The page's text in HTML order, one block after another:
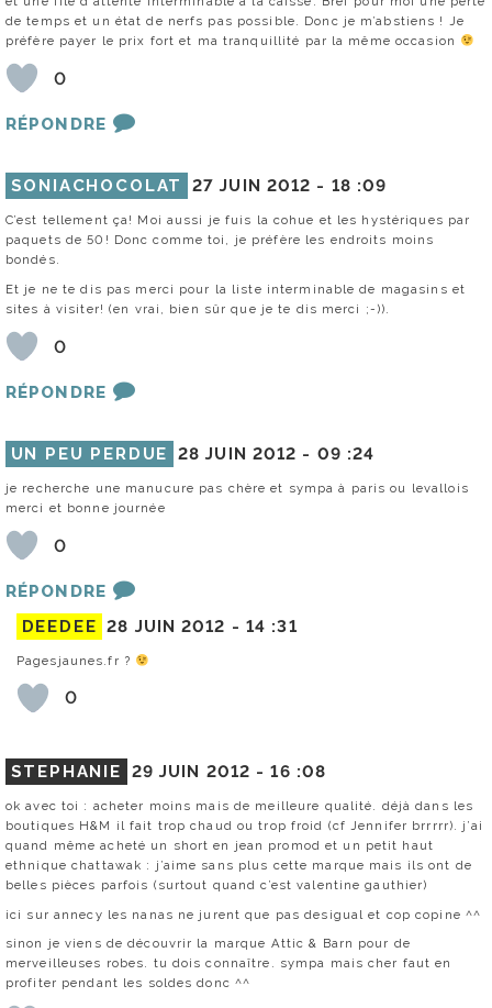
de temps et un état de nerfs pas possible. Donc je m’abstiens ! Je
préfère payer le prix fort et ma tranquillité par la même occasion
0
RÉPONDRE
SONIACHOCOLAT 27 JUIN 2012 - 18 :09
C’est tellement ça! Moi aussi je fuis la cohue et les hystériques par
paquets de 50! Donc comme toi, je préfère les endroits moins
bondés.
Et je ne te dis pas merci pour la liste interminable de magasins et
sites à visiter! (en vrai, bien sûr que je te dis merci ;-)).
0
RÉPONDRE
UN PEU PERDUE 28 JUIN 2012 - 09 :24
je recherche une manucure pas chère et sympa à paris ou levallois
merci et bonne journée
0
RÉPONDRE
DEEDEE 28 JUIN 2012 - 14 :31
Pagesjaunes.fr ?
0
STEPHANIE 29 JUIN 2012 -16 :08
ok avec toi : acheter moins mais de meilleure qualité. déjà dans les
boutiques H&M il fait trop chaud ou trop froid (cf Jennifer brrrrr). j’ai
quand même acheté un short en jean promod et un petit haut
ethnique chattawak : j’aime sans plus cette marque mais ils ont de
belles pièces parfois (surtout quand c’est valentine gauthier)
ici sur annecy les nanas ne jurent que pas desigual et cop copine ^^
sinon je viens de découvrir la marque Attic & Barn pour de
merveilleuses robes. tu dois connaître. sympa mais cher faut en
profiter pendant les soldes donc ^^